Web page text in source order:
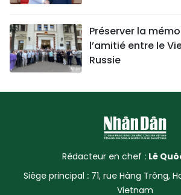
Préserver la
l’amitié entre le
Russie
Rédacteur en chef : Lê
Siège principal : 71, rue Hàng Trông,
Vietnam